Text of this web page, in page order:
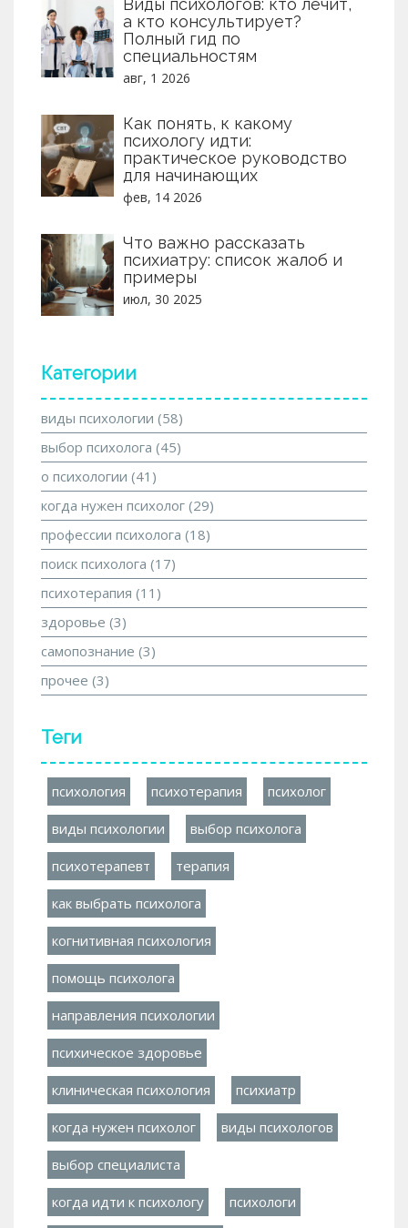
а кто консультирует?
Полный гид по
специальностям
авг, 1 2026
Как понять, к какому
психологу идти:
практическое руководство
для начинающих
фев, 14 2026
Что важно рассказать
психиатру: список жалоб и
примеры
июл, 30 2025
Категории
виды психологии (58)
выбор психолога (45)
о психологии (41)
когда нужен психолог (29)
профессии психолога (18)
поиск психолога (17)
психотерапия (11)
здоровье (3)
самопознание (3)
прочее (3)
Теги
психология психотерапия психолог
виды психологии выбор психолога
психотерапевт терапия
как выбрать психолога
когнитивная психология
помощь психолога
направления психологии
психическое здоровье
клиническая психология психиатр
когда нужен психолог виды психологов
выбор специалиста
когда идти к психологу психологи